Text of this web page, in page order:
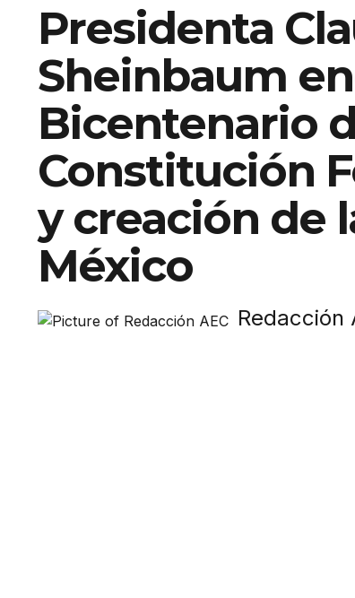
Presidenta
Sheinbaum
Bicentenario
Constitución
y creación de
México
Redacción